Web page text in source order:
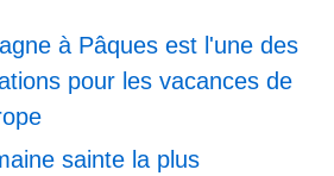
à Pâques est l'une des
pour les vacances de
sainte la plus